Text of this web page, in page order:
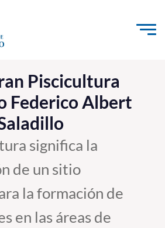
al contenido
e Innovación
Piscicultura
Federico Albert
significa la
de un sitio
la formación de
en las áreas de